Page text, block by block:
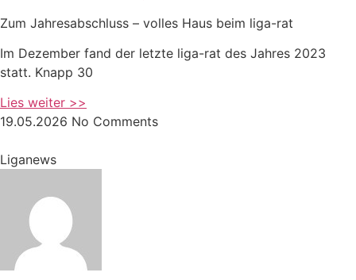
Zum Jahresabschluss – volles Haus beim liga-rat
Im Dezember fand der letzte liga-rat des Jahres 2023
statt. Knapp 30
Lies weiter >>
19.05.2026 No Comments
Liganews